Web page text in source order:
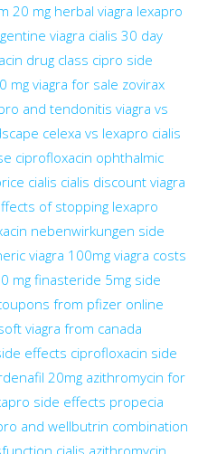
20 mg herbal viagra lexapro
viagra cialis 30 day
drug class cipro side
mg viagra for sale zovirax
and tendonitis viagra vs
celexa vs lexapro cialis
ciprofloxacin ophthalmic
cialis cialis discount viagra
of stopping lexapro
nebenwirkungen side
viagra 100mgviagra costs
mg finasteride 5mg side
from pfizer online
viagra from canada
effects ciprofloxacin side
20mg azithromycin for
side effects propecia
and wellbutrin combination
cialis azithromycin